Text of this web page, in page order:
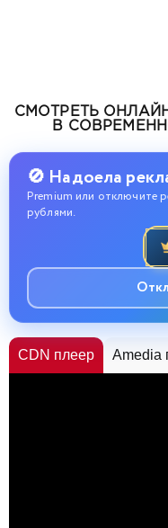
СМОТРЕТЬ
В
🚫 Надоела
Premium или отключите
рублями.
CDN плеер Amedia